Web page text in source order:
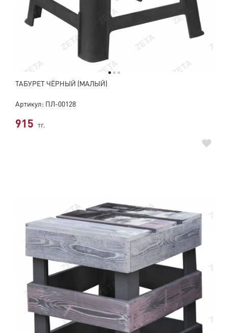
ТАБУРЕТ ЧЁРНЫЙ (МАЛЫЙ)
Артикул: ПЛ-00128
915 тг.